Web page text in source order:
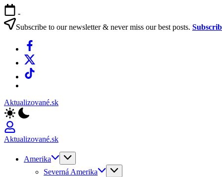
Skip
to
content
-
Subscribe to our newsletter & never miss our best posts.
Facebook
X
TikTok
Aktualizované.sk
Aktualizované.sk
Amerika
Severná Amerika